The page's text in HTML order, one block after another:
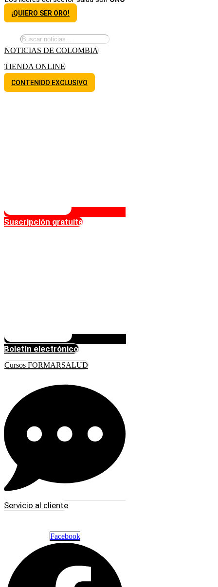
¡QUIERO SER ORO!
NOTICIAS DE COLOMBIA
TIENDA ONLINE
CONTENIDO EXCLUSIVO
Suscripción gratuita
Boletín electrónico
Cursos FORMARSALUD
Servicio al cliente
Facebook